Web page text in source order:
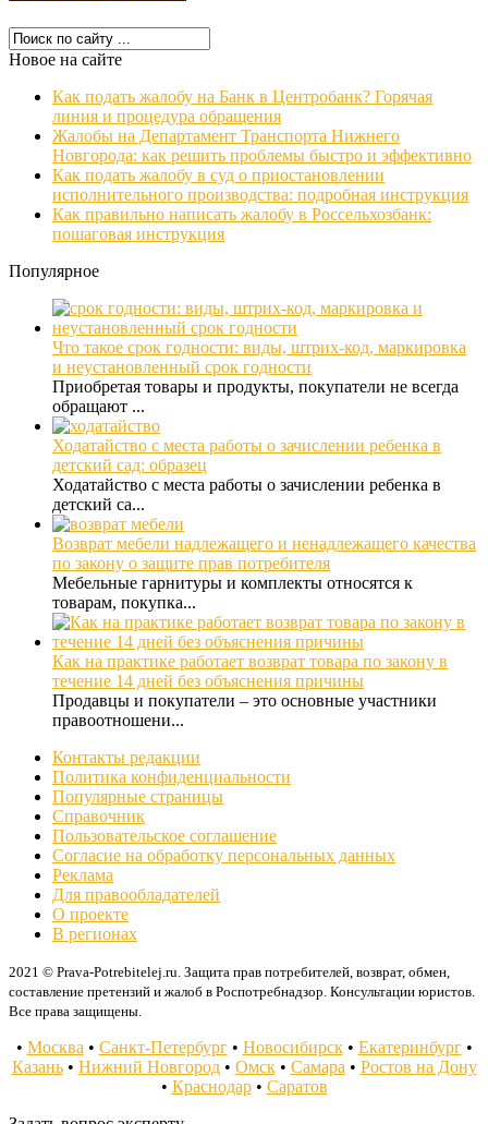
Новое на сайте
Как подать жалобу на Банк в Центробанк? Горячая
линия и процедура обращения
Жалобы на Департамент Транспорта Нижнего
Новгорода: как решить проблемы быстро и эффективно
Как подать жалобу в суд о приостановлении
исполнительного производства: подробная инструкция
Как правильно написать жалобу в Россельхозбанк:
пошаговая инструкция
Популярное
Что такое срок годности: виды, штрих-код, маркировка
и неустановленный срок годности
Приобретая товары и продукты, покупатели не всегда
обращают ...
Ходатайство с места работы о зачислении ребенка в
детский сад: образец
Ходатайство с места работы о зачислении ребенка в
детский са...
Возврат мебели надлежащего и ненадлежащего качества
по закону о защите прав потребителя
Мебельные гарнитуры и комплекты относятся к
товарам, покупка...
Как на практике работает возврат товара по закону в
течение 14 дней без объяснения причины
Продавцы и покупатели – это основные участники
правоотношени...
Контакты редакции
Политика конфиденциальности
Популярные страницы
Справочник
Пользовательское соглашение
Согласие на обработку персональных данных
Реклама
Для правообладателей
О проекте
В регионах
2021 © Prava-Potrebitelej.ru. Защита прав потребителей, возврат, обмен,
составление претензий и жалоб в Роспотребнадзор. Консультации юристов.
Все права защищены.
• Москва • Санкт-Петербург• Новосибирск• Екатеринбург•
Казань• Нижний Новгород• Омск• Самара • Ростов на Дону
• Краснодар• Саратов